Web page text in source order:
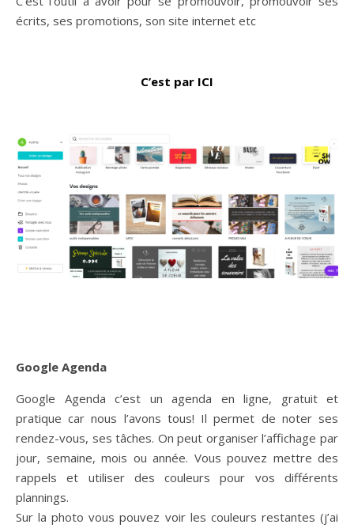
écrits, ses promotions, son site internet etc
C’est par ICI
Google Agenda
Google Agenda c’est un agenda en ligne, gratuit et
pratique car nous l’avons tous! Il permet de noter ses
rendez-vous, ses tâches. On peut organiser l’affichage par
jour, semaine, mois ou année. Vous pouvez mettre des
rappels et utiliser des couleurs pour vos différents
plannings.
Sur la photo vous pouvez voir les couleurs restantes (j’ai